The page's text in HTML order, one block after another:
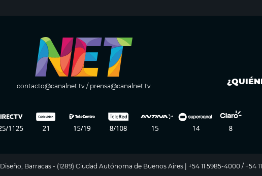
contacto@canalnet.tv/ prensa@canalnet.tv
Barracas - (1289) Ciudad Autónoma de Buenos Aires | +54 11 5985-4000 / +54